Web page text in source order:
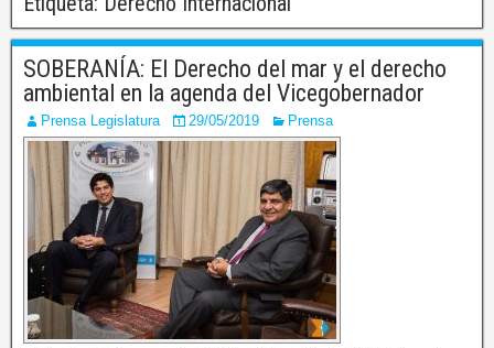
SOBERANÍA: El Derecho del mar y el derecho
ambiental en la agenda del Vicegobernador
Prensa Legislatura 29/05/2019 Prensa